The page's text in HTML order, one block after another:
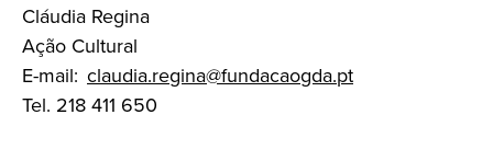
Cláudia Regina
Ação Cultural
E-mail: claudia.regina@fundacaogda.pt
Tel. 218 411 650